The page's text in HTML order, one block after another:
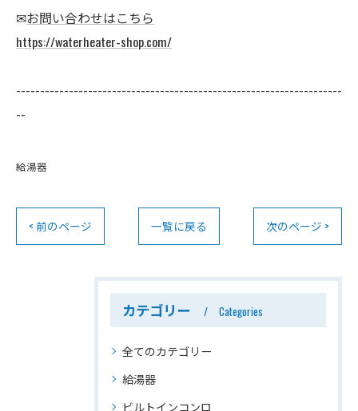
✉お問い合わせはこちら
https://waterheater-shop.com/
--------------------------------------------------------------------
--
給湯器
< 前のページ 一覧に戻る 次のページ >
カテゴリー Categories
全てのカテゴリー
給湯器
ビルトインコンロ